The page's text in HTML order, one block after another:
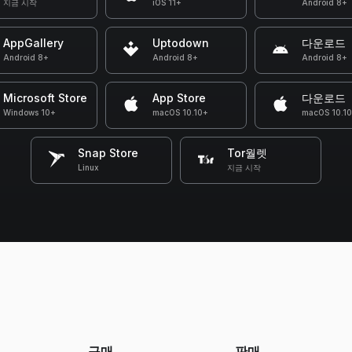
지금 시작 iOS 11+ Android 8+
AppGallery
Android 8+
Uptodown
Android 8+
다운로드
Android 8+
Microsoft Store
Windows 10+
App Store
macOS 10.10+
다운로드
macOS
Snap Store
Linux
Tor월렛
지금 시작